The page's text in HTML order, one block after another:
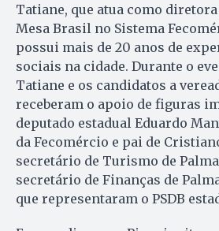
Tatiane, que atua como
Mesa Brasil no Sistema
possui mais de 20 anos de
sociais na cidade. Durante o
Tatiane e os candidatos a
receberam o apoio de figuras
deputado estadual Eduardo
da Fecomércio e pai de
secretário de Turismo de
secretário de Finanças de
que representaram o PSDB